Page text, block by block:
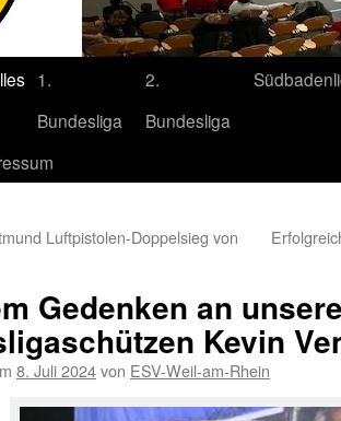
1.
Bundesliga
2.
Bundesliga
Luftpistolen-Doppelsieg von
Gedenken an
Kevin
8. Juli 2024von ESV-Weil-am-Rhein